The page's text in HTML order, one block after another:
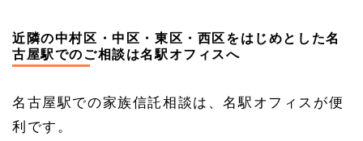
近隣の中村区・中区・東区・西区をはじめとした名
古屋駅でのご相談は名駅オフィスへ
名古屋駅での家族信託相談は、名駅オフィスが便
利です。